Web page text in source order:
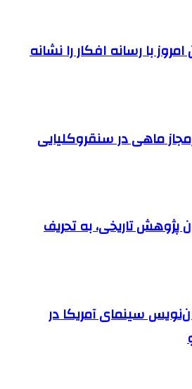
با رسانه افکار را نشانه
ماهی در سنقروکلیایی
پژوهش تاریخی، به تحریف
سینمای آمریکا در